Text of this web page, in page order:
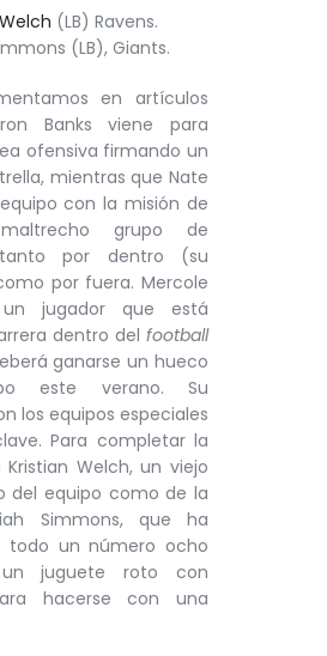
(LB) Ravens.
(LB), Giants.
en artículos
Banks viene para
ofensiva firmando un
mientras que Nate
con la misión de
grupo de
por dentro (su
por fuera. Mercole
jugador que está
dentro del football
ganarse un hueco
este verano. Su
los equipos especiales
Para completar la
Welch, un viejo
del equipo como de la
Simmons, que ha
todo un número ocho
juguete roto con
hacerse con una